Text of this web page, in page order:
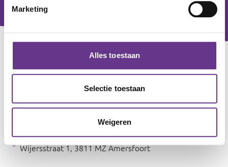
Marketing
Alles toestaan
Selectie toestaan
Weigeren
Voor algemene en zakelijke vragen
Servicekantoor Amersfoort:
Wijersstraat 1, 3811 MZ Amersfoort